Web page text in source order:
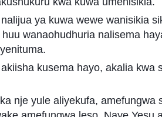
ya kuwa wewe wanisikia
wanaohudhuria nalisema
kusema hayo, akalia kwa
nje yule aliyekufa, amefungwa